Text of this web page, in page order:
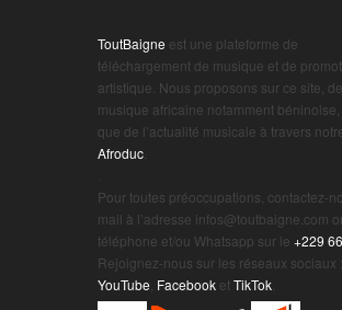
ToutBaigne est une plateforme de
téléchargement de musique et de
artistique. Nous proposons sur ce site,
musique africaine notamment
que de l’actualité musicale à travers
Afroduc
Pour toutes préoccupations, contactez-
mail à l’adresse infos@toutbaigne.com
téléphone et/ou Whatsapp sur le +229
Rejoignez-nous sur les réseaux sociaux :
YouTube Facebook etTikTok